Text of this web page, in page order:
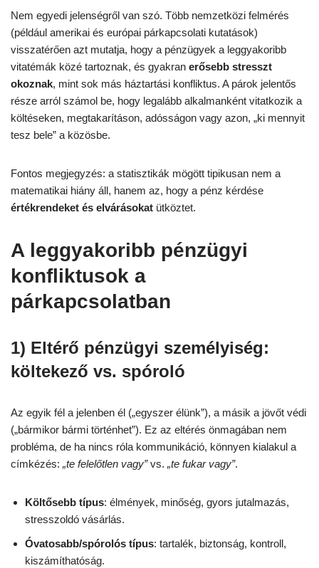
Nem egyedi jelenségről van szó. Több nemzetközi felmérés
(például amerikai és európai párkapcsolati kutatások)
visszatérően azt mutatja, hogy a pénzügyek a leggyakoribb
vitatémák közé tartoznak, és gyakran erősebb stresszt
okoznak, mint sok más háztartási konfliktus. A párok jelentős
része arról számol be, hogy legalább alkalmanként vitatkozik a
költéseken, megtakarításon, adósságon vagy azon, „ki mennyit
tesz bele” a közösbe.
Fontos megjegyzés: a statisztikák mögött tipikusan nem a
matematikai hiány áll, hanem az, hogy a pénz kérdése
értékrendeket és elvárásokat ütköztet.
A leggyakoribb pénzügyi
konfliktusok a
párkapcsolatban
1) Eltérő pénzügyi személyiség:
költekező vs. spóroló
Az egyik fél a jelenben él („egyszer élünk”), a másik a jövőt védi
(„bármikor bármi történhet”). Ez az eltérés önmagában nem
probléma, de ha nincs róla kommunikáció, könnyen kialakul a
címkézés: „te felelőtlen vagy”vs. „te fukar vagy”.
Költősebb típus: élmények, minőség, gyors jutalmazás,
stresszoldó vásárlás.
Óvatosabb/spórolós típus: tartalék, biztonság, kontroll,
kiszámíthatóság.